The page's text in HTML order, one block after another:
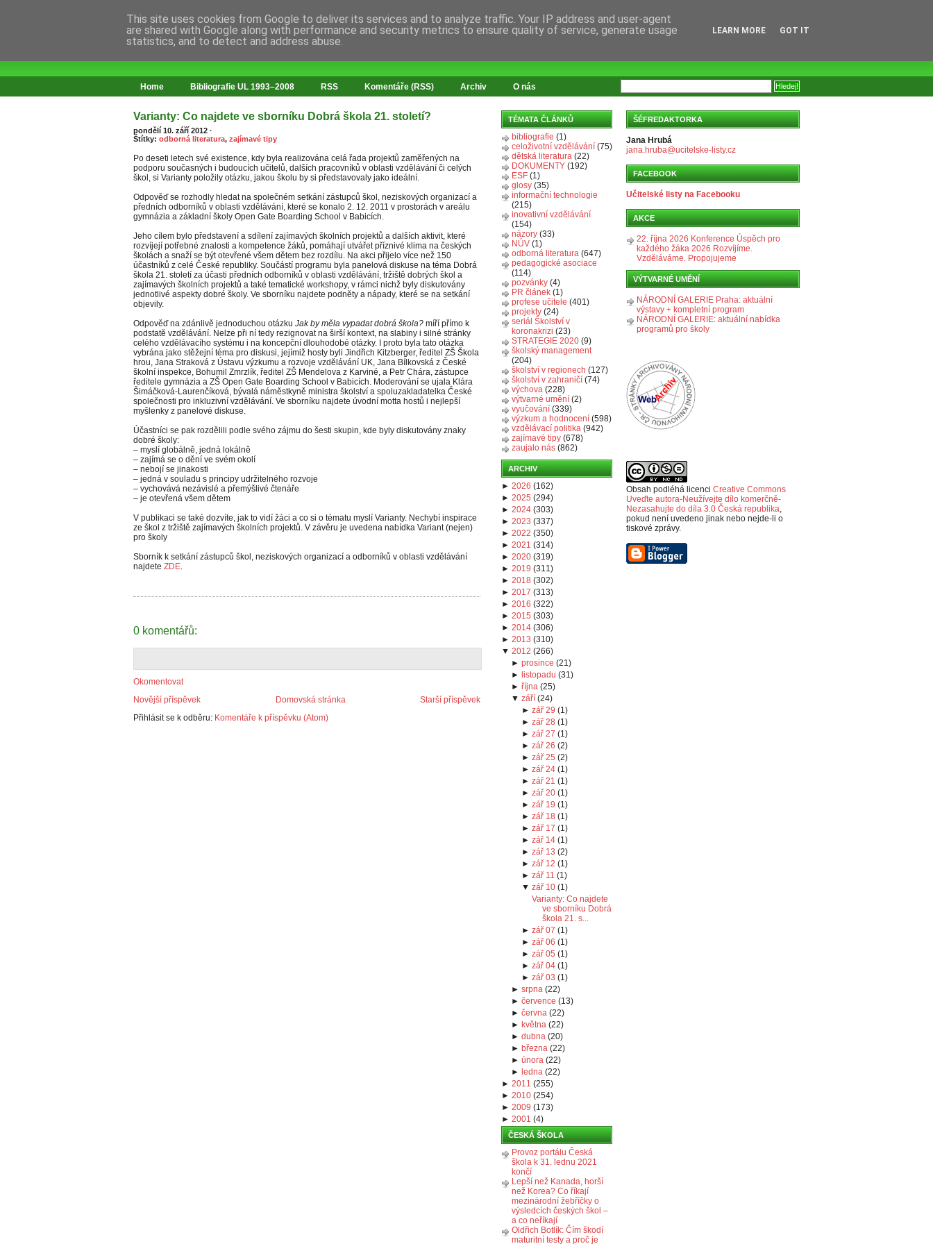
Home Bibliografie UL 1993–2008 RSS Komentáře (RSS) Archiv O nás
Varianty: Co najdete ve sborníku Dobrá škola 21. století?
pondělí 10. září 2012 ·
Štítky: odborná literatura, zajímavé tipy
Po deseti letech své existence, kdy byla realizována celá řada projektů zaměřených na
podporu současných i budoucích učitelů, dalších pracovníků v oblasti vzdělávání či celých
škol, si Varianty položily otázku, jakou školu by si představovaly jako ideální.
Odpověď se rozhodly hledat na společném setkání zástupců škol, neziskových organizací a
předních odborníků v oblasti vzdělávání, které se konalo 2. 12. 2011 v prostorách v areálu
gymnázia a základní školy Open Gate Boarding School v Babicích.
Jeho cílem bylo představení a sdílení zajímavých školních projektů a dalších aktivit, které
rozvíjejí potřebné znalosti a kompetence žáků, pomáhají utvářet příznivé klima na českých
školách a snaží se být otevřené všem dětem bez rozdílu. Na akci přijelo více než 150
účastníků z celé České republiky. Součástí programu byla panelová diskuse na téma Dobrá
škola 21. století za účasti předních odborníků v oblasti vzdělávání, tržiště dobrých škol a
zajímavých školních projektů a také tematické workshopy, v rámci nichž byly diskutovány
jednotlivé aspekty dobré školy. Ve sborníku najdete podněty a nápady, které se na setkání
objevily.
Odpověď na zdánlivě jednoduchou otázku Jak by měla vypadat dobrá škola? míří přímo k
podstatě vzdělávání. Nelze při ní tedy rezignovat na širší kontext, na slabiny i silné stránky
celého vzdělávacího systému i na koncepční dlouhodobé otázky. I proto byla tato otázka
vybrána jako stěžejní téma pro diskusi, jejímiž hosty byli Jindřich Kitzberger, ředitel ZŠ Škola
hrou, Jana Straková z Ústavu výzkumu a rozvoje vzdělávání UK, Jana Bílkovská z České
školní inspekce, Bohumil Zmrzlík, ředitel ZŠ Mendelova z Karviné, a Petr Chára, zástupce
ředitele gymnázia a ZŠ Open Gate Boarding School v Babicích. Moderování se ujala Klára
Šimáčková-Laurenčíková, bývalá náměstkyně ministra školství a spoluzakladatelka České
společnosti pro inkluzivní vzdělávání. Ve sborníku najdete úvodní motta hostů i nejlepší
myšlenky z panelové diskuse.
Účastníci se pak rozdělili podle svého zájmu do šesti skupin, kde byly diskutovány znaky
dobré školy:
– myslí globálně, jedná lokálně
– zajímá se o dění ve svém okolí
– nebojí se jinakosti
– jedná v souladu s principy udržitelného rozvoje
– vychovává nezávislé a přemýšlivé čtenáře
– je otevřená všem dětem
V publikaci se také dozvíte, jak to vidí žáci a co si o tématu myslí Varianty. Nechybí inspirace
ze škol z tržiště zajímavých školních projektů. V závěru je uvedena nabídka Variant (nejen)
pro školy
Sborník k setkání zástupců škol, neziskových organizací a odborníků v oblasti vzdělávání
najdete ZDE.
0 komentářů:
Okomentovat
Novější příspěvek
Starší příspěvek
Domovská stránka
Přihlásit se k odběru: Komentáře k příspěvku (Atom)
TÉMATA ČLÁNKŮ
bibliografie (1)
celoživotní vzdělávání (75)
dětská literatura (22)
DOKUMENTY (192)
ESF (1)
glosy (35)
informační technologie
(215)
inovativní vzdělávání
(154)
názory (33)
NÚV (1)
odborná literatura (647)
pedagogické asociace
(114)
pozvánky (4)
PR článek (1)
profese učitele (401)
projekty (24)
seriál Školství v
koronakrizi (23)
STRATEGIE 2020 (9)
školský management
(204)
školství v regionech (127)
školství v zahraničí (74)
výchova (228)
výtvarné umění (2)
vyučování (339)
výzkum a hodnocení (598)
vzdělávací politika (942)
zajímavé tipy (678)
zaujalo nás (862)
ARCHIV
► 2026 (162)
► 2025 (294)
► 2024 (303)
► 2023 (337)
► 2022 (350)
► 2021 (314)
► 2020 (319)
► 2019 (311)
► 2018 (302)
► 2017 (313)
► 2016 (322)
► 2015 (303)
► 2014 (306)
► 2013 (310)
▼ 2012 (266)
►prosince (21)
► listopadu (31)
►října (25)
▼září (24)
► zář 29 (1)
► zář 28 (1)
► zář 27 (1)
► zář 26 (2)
► zář 25 (2)
► zář 24(1)
► zář 21 (1)
► zář 20(1)
► zář 19 (1)
► zář 18 (1)
► zář 17 (1)
► zář 14(1)
► zář 13 (2)
► zář 12 (1)
► zář 11 (1)
▼ zář 10(1)
Varianty: Co najdete
ve sborníku Dobrá
škola 21. s...
► zář 07 (1)
► zář 06 (1)
► zář 05 (1)
► zář 04(1)
► zář 03 (1)
►srpna (22)
►července (13)
►června (22)
► května (22)
►dubna (20)
► března (22)
►února (22)
► ledna (22)
► 2011 (255)
► 2010 (254)
► 2009 (173)
► 2001 (4)
ČESKÁ ŠKOLA
Provoz portálu Česká
škola k 31. lednu 2021
končí
Lepší než Kanada, horší
než Korea? Co říkají
mezinárodní žebříčky o
výsledcích českých škol –
a co neříkají
Oldřich Botlík: Čím škodí
maturitní testy a proč je
ŠÉFREDAKTORKA
Jana Hrubá
jana.hruba@ucitelske-listy.cz
FACEBOOK
Učitelské listy na Facebooku
AKCE
22. října 2026 Konference Úspěch pro
každého žáka 2026 Rozvíjíme.
Vzděláváme. Propojujeme
VÝTVARNÉ UMĚNÍ
NÁRODNÍ GALERIE Praha: aktuální
výstavy + kompletní program
NÁRODNÍ GALERIE: aktuální nabídka
programů pro školy
Obsah podléhá licenci Creative Commons
Uveďte autora-Neužívejte dílo komerčně-
Nezasahujte do díla 3.0 Česká republika,
pokud není uvedeno jinak nebo nejde-li o
tiskové zprávy.
This site uses cookies from Google to deliver its services and to analyze traffic. Your IP address and user-agent
are shared with Google along with performance and security metrics to ensure quality of service, generate usage
statistics, and to detect and address abuse.
LEARN MORE GOT IT